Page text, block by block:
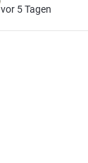
vor 5 Tagen